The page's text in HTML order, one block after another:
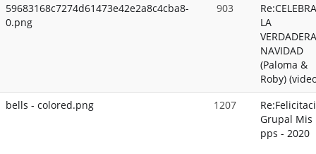
59683168c7274d61473e42e2a8c4cba8-
0.png
903
Re:CELEBRA
LA
VERDADERA
NAVIDAD
(Paloma &
Roby)
bells - colored.png
1207
Grupal Mis
pps - 2020